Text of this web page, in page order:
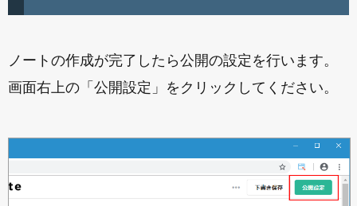
ノートの作成が完了したら公開の設定を行います。
画面右上の「公開設定」をクリックしてください。